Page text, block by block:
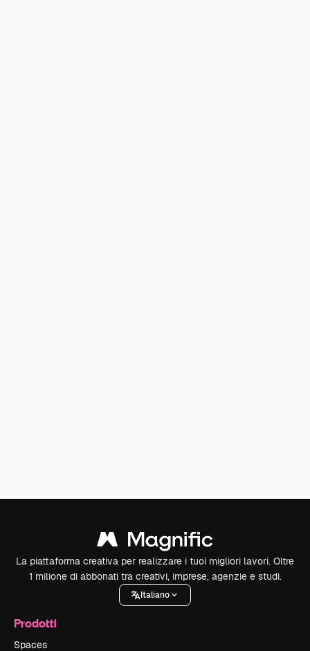
La piattaforma creativa per realizzare i tuoi migliori lavori. Oltre
1 milione di abbonati tra creativi, imprese, agenzie e studi.
Italiano
Prodotti
Spaces